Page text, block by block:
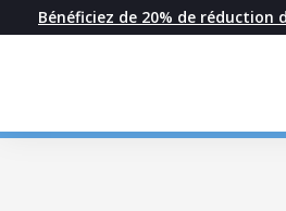
Bénéficiez de 20% de réduction